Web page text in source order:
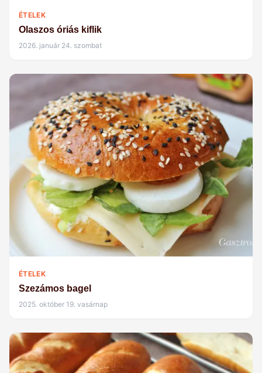
ÉTELEK
Olaszos óriás kiflik
2026. január 24. szombat
ÉTELEK
Szezámos bagel
2025. október 19. vasárnap